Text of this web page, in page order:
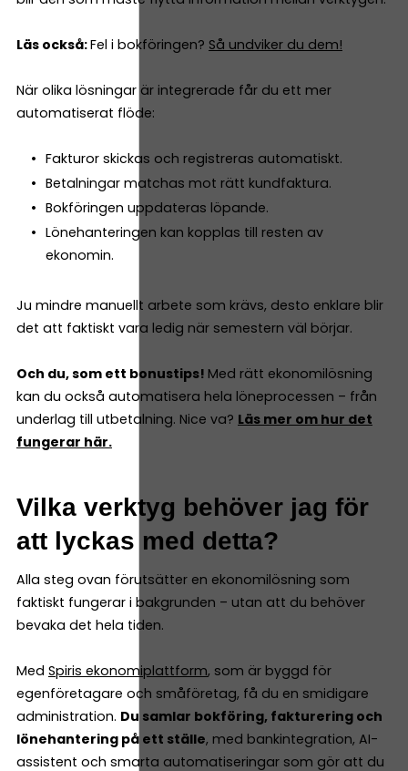
Läs också:Fel i bokföringen? Så undviker du dem!
När olika lösningar är integrerade får du ett mer
automatiserat flöde:
Fakturor skickas och registreras automatiskt.
Betalningar matchas mot rätt kundfaktura.
Bokföringen uppdateras löpande.
Lönehanteringen kan kopplas till resten av
ekonomin.
Ju mindre manuellt arbete som krävs, desto enklare blir
det att faktiskt vara ledig när semestern väl börjar.
Och du, som ett bonustips! Med rätt ekonomilösning
kan du också automatisera hela löneprocessen – från
underlag till utbetalning. Nice va? Läs mer om hur det
fungerar här.
Vilka verktyg behöver jag för
att lyckas med detta?
Alla steg ovan förutsätter en ekonomilösning som
faktiskt fungerar i bakgrunden – utan att du behöver
bevaka det hela tiden.
Med Spiris ekonomiplattform, som är byggd för
egenföretagare och småföretag, få du en smidigare
administration. Du samlar bokföring, fakturering och
lönehantering på ett ställe, med bankintegration, AI-
assistent och smarta automatiseringar som gör att du